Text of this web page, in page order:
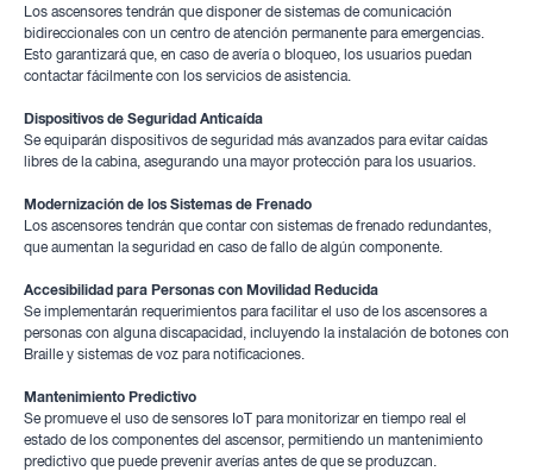
Los ascensores tendrán que disponer de sistemas de comunicación
bidireccionales con un centro de atención permanente para emergencias.
Esto garantizará que, en caso de avería o bloqueo, los usuarios puedan
contactar fácilmente con los servicios de asistencia.
Dispositivos de Seguridad Anticaída
Se equiparán dispositivos de seguridad más avanzados para evitar caídas
libres de la cabina, asegurando una mayor protección para los usuarios.
Modernización de los Sistemas de Frenado
Los ascensores tendrán que contar con sistemas de frenado redundantes,
que aumentan la seguridad en caso de fallo de algún componente.
Accesibilidad para Personas con Movilidad Reducida
Se implementarán requerimientos para facilitar el uso de los ascensores a
personas con alguna discapacidad, incluyendo la instalación de botones con
Braille y sistemas de voz para notificaciones.
Mantenimiento Predictivo
Se promueve el uso de sensores IoT para monitorizar en tiempo real el
estado de los componentes del ascensor, permitiendo un mantenimiento
predictivo que puede prevenir averías antes de que se produzcan.